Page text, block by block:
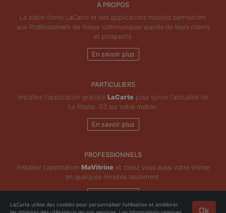
À PROPOS
La plate-forme LaCarte et ses applications mobiles permettent
aux Professionnels de mieux communiquer auprès de leurs clients
et prospects.
En savoir plus
PARTICULIERS
Installez l'application gratuite LaCartepour suivre l'actualité de
La Route...03 sur votre mobile.
En savoir plus
PROFESSIONNELS
Installez l'application MaVitrineet créez vous aussi votre vitrine
en quelques minutes seulement.
Ok
LaCarte utilise des cookies pour personnaliser l'utilisation et améliorer